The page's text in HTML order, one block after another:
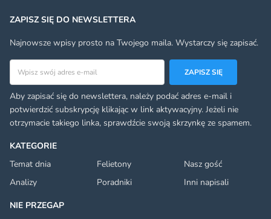
KATEGORIE
Temat dnia
Felietony
Nasz gość
Analizy
Poradniki
Inni napisali
NIE PRZEGAP
ZAPISZ SIĘ DO NEWSLETTERA
Najnowsze wpisy prosto na Twojego maila. Wystarczy się zapisać.
Adres email
ZAPISZ SIĘ
Aby zapisać się do newslettera, należy podać adres e-mail i
potwierdzić subskrypcję klikając w link aktywacyjny. Jeżeli nie
otrzymacie takiego linka, sprawdźcie swoją skrzynkę ze spamem.